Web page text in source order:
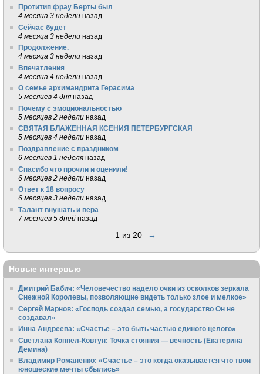
Протитип фрау Берты был
4 месяца 3 недели назад
Сейчас будет
4 месяца 3 недели назад
Продолжение.
4 месяца 3 недели назад
Впечатления
4 месяца 4 недели назад
О семье архимандрита Герасима
5 месяцев 4 дня назад
Почему с эмоциональностью
5 месяцев 2 недели назад
СВЯТАЯ БЛАЖЕННАЯ КСЕНИЯ ПЕТЕРБУРГСКАЯ
5 месяцев 4 недели назад
Поздравление с праздником
6 месяцев 1 неделя назад
Спасибо что прочли и оценили!
6 месяцев 2 недели назад
Ответ к 18 вопросу
6 месяцев 3 недели назад
Талант внушать и вера
7 месяцев 5 дней назад
1 из 20 →
Новые интервью
Дмитрий Бабич: «Человечество надело очки из осколков зеркала
Снежной Королевы, позволяющие видеть только злое и мелкое»
Сергей Марнов: «Господь создал семью, а государство Он не
создавал»
Инна Андреева: «Счастье – это быть частью единого целого»
Светлана Коппел-Ковтун: Точка стояния — вечность (Екатерина
Демина)
Владимир Романенко: «Счастье – это когда оказывается что твои
юношеские мечты сбылись»